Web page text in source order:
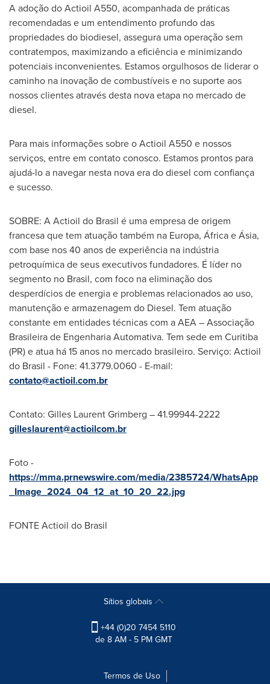
A adoção do Actioil A550, acompanhada de práticas
recomendadas e um entendimento profundo das
propriedades do biodiesel, assegura uma operação sem
contratempos, maximizando a eficiência e minimizando
potenciais inconvenientes. Estamos orgulhosos de liderar o
caminho na inovação de combustíveis e no suporte aos
nossos clientes através desta nova etapa no mercado de
diesel.
Para mais informações sobre o Actioil A550 e nossos
serviços, entre em contato conosco. Estamos prontos para
ajudá-lo a navegar nesta nova era do diesel com confiança
e sucesso.
SOBRE: A Actioil do Brasil é uma empresa de origem
francesa que tem atuação também na Europa, África e Ásia,
com base nos 40 anos de experiência na indústria
petroquímica de seus executivos fundadores. É líder no
segmento no Brasil, com foco na eliminação dos
desperdícios de energia e problemas relacionados ao uso,
manutenção e armazenagem do Diesel. Tem atuação
constante em entidades técnicas com a AEA – Associação
Brasileira de Engenharia Automativa. Tem sede em Curitiba
(PR) e atua há 15 anos no mercado brasileiro. Serviço: Actioil
do Brasil - Fone: 41.3779.0060 - E-mail:
contato@actioil.com.br
Contato: Gilles Laurent Grimberg – 41.99944-2222
gilleslaurent@actioilcom.br
Foto -
https://mma.prnewswire.com/media/2385724/WhatsApp
_Image_2024_04_12_at_10_20_22.jpg
FONTE Actioil do Brasil
Sítios globais
+44 (0)20 7454 5110
de 8 AM - 5 PM GMT
Termos de Uso